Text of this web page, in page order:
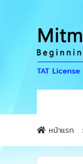
หน้าแรก